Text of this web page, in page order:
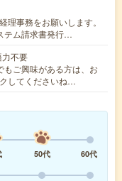
理事務をお願いします。
テム請求書発行…
力不要
もご興味がある方は、お
してくださいね…
50代
60代